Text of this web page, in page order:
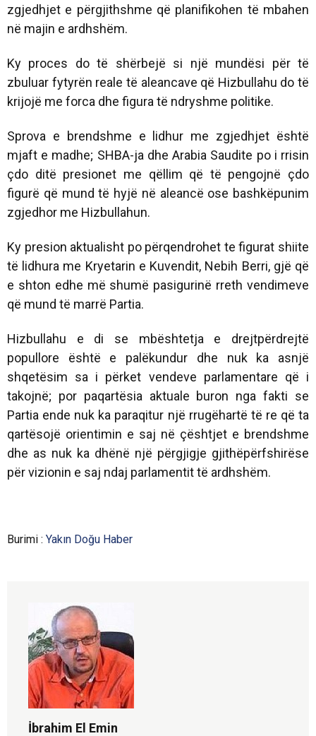
zgjedhjet e përgjithshme që planifikohen të mbahen
në majin e ardhshëm.
Ky proces do të shërbejë si një mundësi për të
zbuluar fytyrën reale të aleancave që Hizbullahu do të
krijojë me forca dhe figura të ndryshme politike.
Sprova e brendshme e lidhur me zgjedhjet është
mjaft e madhe; SHBA-ja dhe Arabia Saudite po i rrisin
çdo ditë presionet me qëllim që të pengojnë çdo
figurë që mund të hyjë në aleancë ose bashkëpunim
zgjedhor me Hizbullahun.
Ky presion aktualisht po përqendrohet te figurat shiite
të lidhura me Kryetarin e Kuvendit, Nebih Berri, gjë që
e shton edhe më shumë pasigurinë rreth vendimeve
që mund të marrë Partia.
Hizbullahu e di se mbështetja e drejtpërdrejtë
popullore është e palëkundur dhe nuk ka asnjë
shqetësim sa i përket vendeve parlamentare që i
takojnë; por paqartësia aktuale buron nga fakti se
Partia ende nuk ka paraqitur një rrugëhartë të re që ta
qartësojë orientimin e saj në çështjet e brendshme
dhe as nuk ka dhënë një përgjigje gjithëpërfshirëse
për vizionin e saj ndaj parlamentit të ardhshëm.
Burimi : Yakın Doğu Haber
İbrahim El Emin